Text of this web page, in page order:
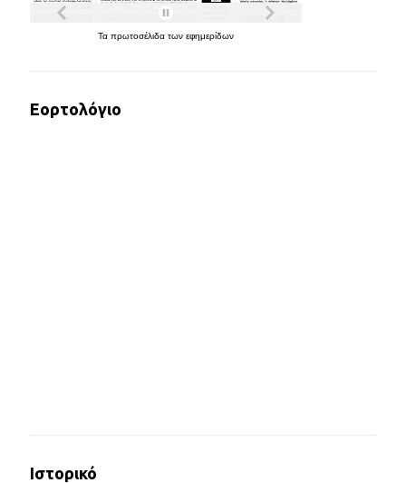
Τα πρωτοσέλιδα των εφημερίδων
Εορτολόγιο
Ιστορικό